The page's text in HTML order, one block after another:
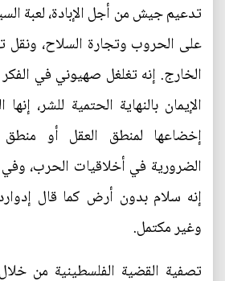
تدعيم جيش من أجل الإبادة، لعبة
على الحروب وتجارة السلاح، ونقل
الخارج. إنه تغلغل صهيوني في الفكر
الإيمان بالنهاية الحتمية للشر،
إخضاعها لمنطق العقل أو منطق
الضرورية في أخلاقيات الحرب، وفي
إنه سلام بدون أرض كما قال
وغير مكتمل.
تصفية القضية الفلسطينية من